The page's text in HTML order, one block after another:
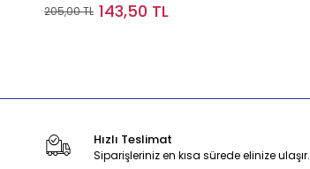
205,00 TL 143,50 TL
Hızlı Teslimat
Siparişleriniz en kısa sürede elinize ulaşır.